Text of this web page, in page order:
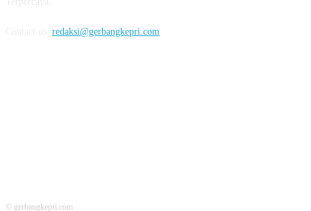
redaksi@gerbangkepri.com
© gerbangkepri.com